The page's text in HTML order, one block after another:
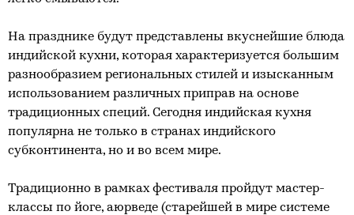
На празднике будут представлены вкуснейшие блюда
индийской кухни, которая характеризуется большим
разнообразием региональных стилей и изысканным
использованием различных приправ на основе
традиционных специй. Сегодня индийская кухня
популярна не только в странах индийского
субконтинента, но и во всем мире.
Традиционно в рамках фестиваля пройдут мастер-
классы по йоге, аюрведе (старейшей в мире системе